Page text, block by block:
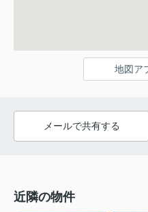
地図ア
メールで共有する
近隣の物件